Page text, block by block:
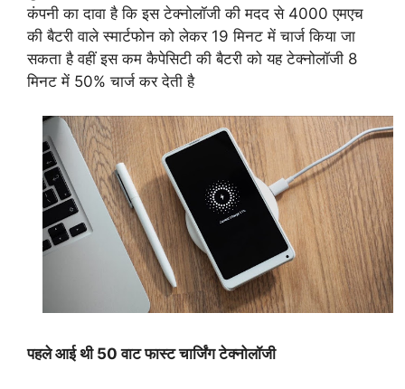
कंपनी का दावा है कि इस टेक्नोलॉजी की मदद से 4000 एमएच
की बैटरी वाले स्मार्टफोन को लेकर 19 मिनट में चार्ज किया जा
सकता है वहीं इस कम कैपेसिटी की बैटरी को यह टेक्नोलॉजी 8
मिनट में 50% चार्ज कर देती है
पहले आई थी 50 वाट फास्ट चार्जिंग टेक्नोलॉजी